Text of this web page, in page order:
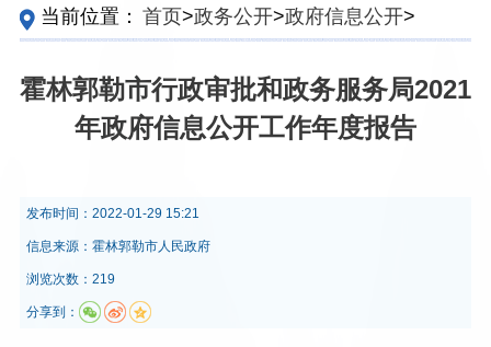
当前位置： 首页>政务公开>政府信息公开>
府信息公开年报>2021
霍林郭勒市行政审批和政务服务局2021
年政府信息公开工作年度报告
发布时间： 2022-01-29 15:21
信息来源： 霍林郭勒市人民政府
浏览次数：219
分享到：